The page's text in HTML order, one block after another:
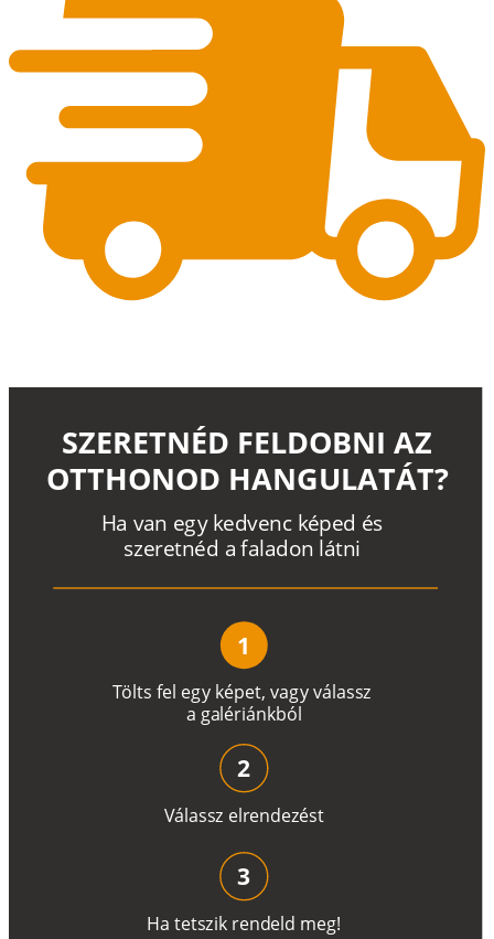
Tölts fel egy képet, vagyválassz
a galériánkból
Ha van egy kedvenc képed és
szeretnéd a faladon látni
SZERETNÉD FELDOBNI AZ
OTTHONOD HANGULATÁT?
1
Válassz elrendezést
2
Ha tetszik rendeld meg!
3